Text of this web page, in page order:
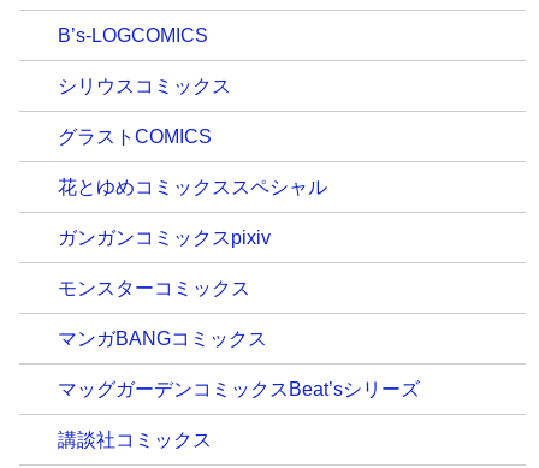
B’s-LOGCOMICS
シリウスコミックス
グラストCOMICS
花とゆめコミックススペシャル
ガンガンコミックスpixiv
モンスターコミックス
マンガBANGコミックス
マッグガーデンコミックスBeat’sシリーズ
講談社コミックス